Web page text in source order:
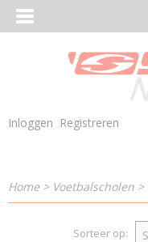
Inloggen Registreren
Home> Voetbalscholen >
Sorteer op: